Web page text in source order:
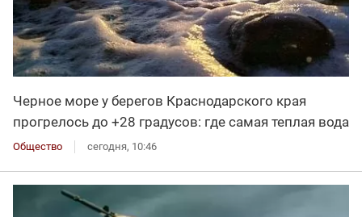
Черное море у берегов Краснодарского края
прогрелось до +28 градусов: где самая теплая вода
Общество сегодня, 10:46